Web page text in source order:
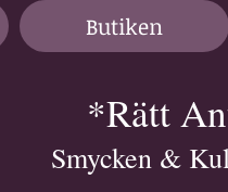
Butiken
Smycken &
*Rätt